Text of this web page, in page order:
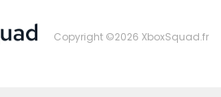
Copyright ©2026 XboxSquad.fr